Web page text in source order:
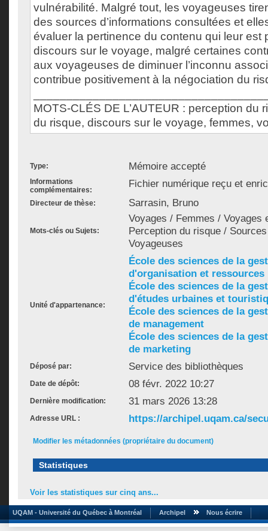
vulnérabilité. Malgré tout, les voyageuses
des sources d’informations consultées et
évaluer la pertinence du contenu qui leur est
discours sur le voyage, malgré certaines
aux voyageuses de diminuer l’inconnu
contribue positivement à la négociation du
MOTS-CLÉS DE L’AUTEUR : perception du
du risque, discours sur le voyage, femmes,
Type: Mémoire accepté
Informations
complémentaires:
Fichier numérique reçu et
Directeur de thèse: Sarrasin, Bruno
Mots-clés ou Sujets:
Voyages / Femmes / Voyages
Perception du risque /
Voyageuses
Unité d'appartenance:
École des sciences de la
d'organisation et ressources
École des sciences de la
d'études urbaines et
École des sciences de la
de management
École des sciences de la
de marketing
Déposé par: Service des bibliothèques
Date de dépôt: 08 févr. 2022 10:27
Dernière modification: 31 mars 2026 13:28
Adresse URL : https://archipel.uqam.ca/
Modifier les métadonnées (propriétaire du document)
Statistiques
Voir les statistiques sur cinq ans...
UQAM - Université du Québec à Montréal Archipel Nous écrire